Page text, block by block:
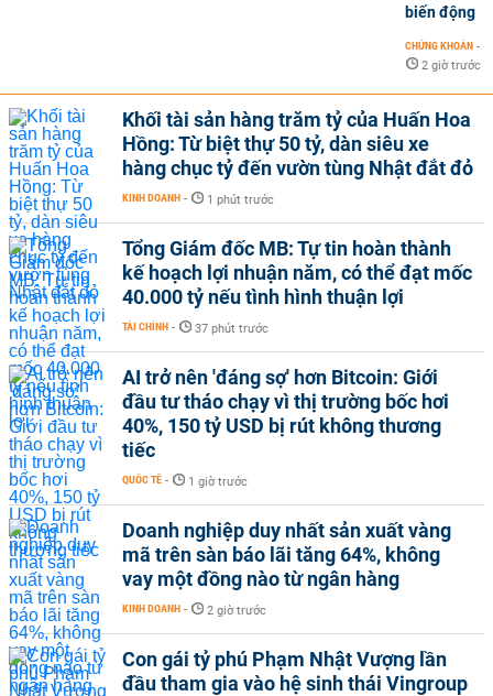
biến động
CHỨNG KHOÁN -
2 giờ trước
Khối tài sản hàng trăm tỷ của Huấn Hoa
Hồng: Từ biệt thự 50 tỷ, dàn siêu xe
hàng chục tỷ đến vườn tùng Nhật đắt đỏ
KINH DOANH - 1 phút trước
Tổng Giám đốc MB: Tự tin hoàn thành
kế hoạch lợi nhuận năm, có thể đạt mốc
40.000 tỷ nếu tình hình thuận lợi
TÀI CHÍNH - 37 phút trước
AI trở nên 'đáng sợ' hơn Bitcoin: Giới
đầu tư tháo chạy vì thị trường bốc hơi
40%, 150 tỷ USD bị rút không thương
tiếc
QUỐC TẾ - 1 giờ trước
Doanh nghiệp duy nhất sản xuất vàng
mã trên sàn báo lãi tăng 64%, không
vay một đồng nào từ ngân hàng
KINH DOANH - 2 giờ trước
Con gái tỷ phú Phạm Nhật Vượng lần
đầu tham gia vào hệ sinh thái Vingroup